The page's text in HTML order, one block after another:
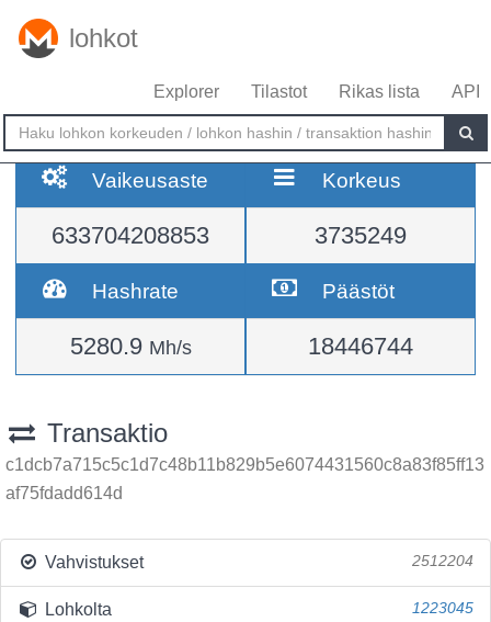
lohkot
Explorer Tilastot Rikas lista API
Vaikeusaste
633704208853
Korkeus
3735249
Hashrate
5280.9 Mh/s
Päästöt
18446744
Transaktio
c1dcb7a715c5c1d7c48b11b829b5e6074431560c8a83f85ff13
af75fdadd614d
Vahvistukset 2512204
Lohkolta 1223045